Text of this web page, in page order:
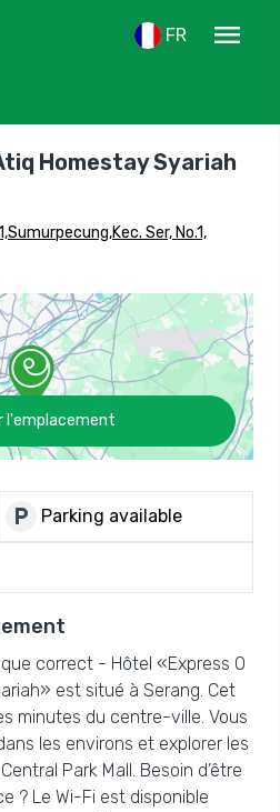
FR
menu
Homestay Syariah
Ser, No.1,
l'emplacement
local_parking Parking available
correct - Hôtel «Express O
est situé à Serang. Cet
minutes du centre-ville. Vous
les environs et explorer les
Park Mall. Besoin d’être
? Le Wi-Fi est disponible